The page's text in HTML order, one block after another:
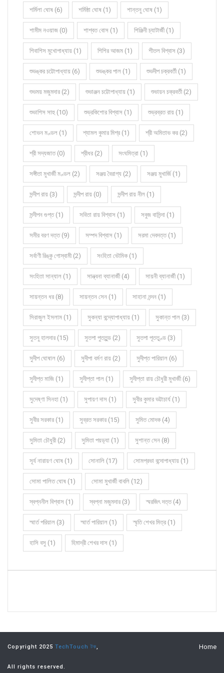
শর্মিলা ঘোষ (6) শর্মিষ্ঠা ঘোষ (1) শান্তনু ঘোষ (1)
শামীম নওয়াজ (0) শাশ্বত বোস (1) শিঞ্জিনী চ্যাটার্জী (1)
শিবাশিস মুখোপাধ্যায় (1) শিশির আজম (1) শীতল বিশ্বাস (3)
শুভঙ্কর চট্টোপাধ্যায় (6) শুভঙ্কর পাল (1) শুভদীপ চক্রবর্তী (1)
শুভময় মজুমদার (2) শুভাঞ্জন চট্টোপাধ্যায় (1) শুভায়ন চক্রবর্তী (2)
শুভাশিস সাহু (10) শুভ্রকিশোর বিশ্বাস (1) শুভ্রব্রত রায় (1)
শোভন মণ্ডল (1) শ্যামল কুমার মিশ্র (1) শ্রী অমিতাভ কর (2)
শ্রী সদ্যজাত (0) শ্রীধর (2) সংঘমিত্রা (1)
সঙ্গীতা মুখার্জী মণ্ডল (2) সঞ্জয় বৈরাগ্য (2) সঞ্জয় মুখার্জি (1)
সন্দীপ রায় (3) সন্দীপ রায় (0) সন্দীপ রায় নীল (1)
সন্দীপন গুপ্ত (1) সবিতা রায় বিশ্বাস (1) সবুজ বাসিন্দা (1)
সমীর বরণ দত্ত (9) সম্পদ বিশ্বাস (1) সরমা দেবদত্ত (1)
সর্বাণী রিঙ্কু গোস্বামী (2) সংহিতা ভৌমিক (1)
সংহিতা সান্যাল (1) সান্ত্বনা ব্যানার্জী (4) সায়নী ব্যানার্জী (1)
সায়ন্তন ধর (8) সায়ন্তন সেন (1) সাহানা নন্দন (1)
সিরাজুল ইসলাম (1) সুকন্যা বন্দ্যোপাধ্যায় (1) সুকান্ত পাল (3)
সুতনু হালদার (15) সুতপা পুততুন্ড (2) সুতপা পূততুণ্ড (3)
সুদীপ ঘোষাল (6) সুদীপা বর্মণ রায় (2) সুদীপ্ত পারিয়াল (6)
সুদীপ্ত মাজি (1) সুদীপ্তা পাল (1) সুদীপ্তা রায় চৌধুরী মুখার্জী (6)
সুদেষ্ণা সিনহা (1) সুপায়ণ দাস (1) সুবীর কুমার ভট্টাচার্য (1)
সুবীর সরকার (1) সুব্রত সরকার (15) সুমিত মোদক (4)
সুমিতা চৌধুরী (2) সুমিতা পয়ড়্যা (1) সুশান্ত সেন (8)
সূর্য নারায়ণ ঘোষ (1) সোনালি (17) সোমপ্রভা বন্দোপাধ্যায় (1)
সোমা পালিত ঘোষ (1) সোমা মুখার্জী বাবলি (12)
স্বপ্ননীল বিশ্বাস (1) স্বপ্না মজুমদার (3) স্মরজিৎ দত্ত (4)
স্মার্ত পরিয়াল (3) স্মার্ত পারিয়াল (1) স্মৃতি শেখর মিত্র (1)
হাসি বসু (1) হিমাদ্রী শেখর দাস (1)
Copyright 2025 TechTouch টক,
All rights reserved.
Home